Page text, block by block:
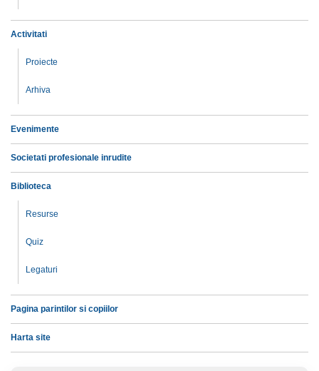
Activitati
Proiecte
Arhiva
Evenimente
Societati profesionale inrudite
Biblioteca
Resurse
Quiz
Legaturi
Pagina parintilor si copiilor
Harta site